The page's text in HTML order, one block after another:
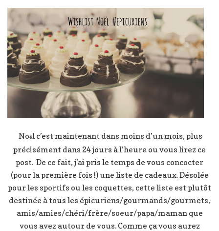
Noël
épicuriens
Noël c’est maintenant dans moins d’un mois, plus
précisément dans 24 jours à l’heure ou vous lirez ce
post. De ce fait, j’ai pris le temps de vous concocter
(pour la première fois !) une liste de cadeaux. Désolée
pour les sportifs ou les coquettes, cette liste est plutôt
destinée à tous les épicuriens/gourmands/gourmets,
amis/amies/chéri/frère/soeur/papa/maman que
vous avez autour de vous. Comme ça vous aurez